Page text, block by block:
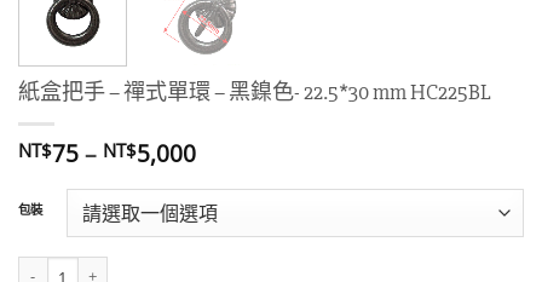
紙盒把手 – 禪式單環 – 黑鎳色- 22.5*30 mm HC225BL
NT$75– NT$5,000價
範
圍：
NT$75
包裝